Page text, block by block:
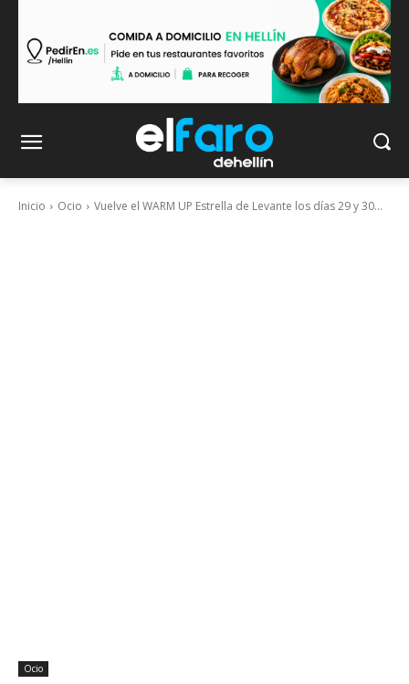
Inicio Ocio Vuelve el WARM UP Estrella de Levante los días 29 y 30...
Ocio